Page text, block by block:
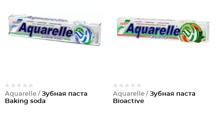
Aquarelle / Зубная паста
Baking soda
Aquarelle / Зубная паста
Bioactive